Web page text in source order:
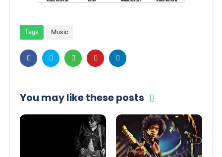
Tags Music
You may like these posts